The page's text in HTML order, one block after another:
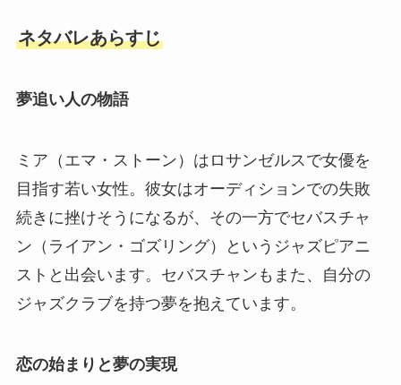
ネタバレあらすじ
夢追い人の物語
ミア（エマ・ストーン）はロサンゼルスで女優を
目指す若い女性。彼女はオーディションでの失敗
続きに挫けそうになるが、その一方でセバスチャ
ン（ライアン・ゴズリング）というジャズピアニ
ストと出会います。セバスチャンもまた、自分の
ジャズクラブを持つ夢を抱えています。
恋の始まりと夢の実現